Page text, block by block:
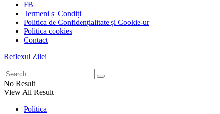
FB
Termeni și Condiții
Politica de Confidențialitate și Cookie-ur
Politica cookies
Contact
Reflexul Zilei
No Result
View All Result
Politica